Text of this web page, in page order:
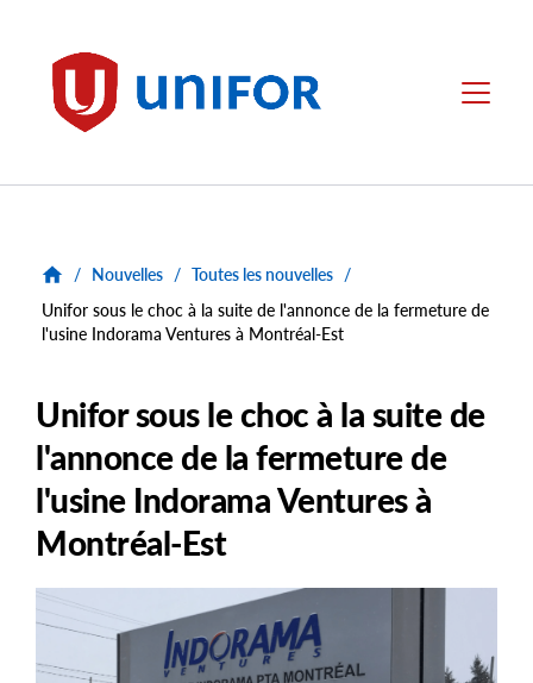
Unifor Menu
/ Nouvelles / Toutes les nouvelles /
Unifor sous le choc à la suite de l'annonce de la fermeture de
l'usine Indorama Ventures à Montréal-Est
Unifor sous le choc à la suite de
l'annonce de la fermeture de
l'usine Indorama Ventures à
Montréal-Est
Main
Image
Image